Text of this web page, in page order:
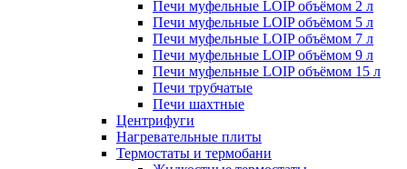
Печи муфельные LOIP объёмом 2 л
Печи муфельные LOIP объёмом 5 л
Печи муфельные LOIP объёмом 7 л
Печи муфельные LOIP объёмом 9 л
Печи муфельные LOIP объёмом 15 л
Печи трубчатые
Печи шахтные
Центрифуги
Нагревательные плиты
Термостаты и термобани